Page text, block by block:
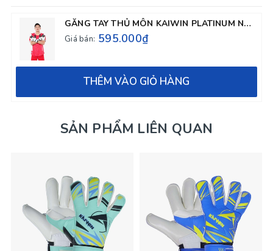
GĂNG TAY THỦ MÔN KAIWIN PLATINUM NGUYÊN MẠNH - TRẮNG ĐEN
Giá bán: 595.000₫
THÊM VÀO GIỎ HÀNG
SẢN PHẨM LIÊN QUAN